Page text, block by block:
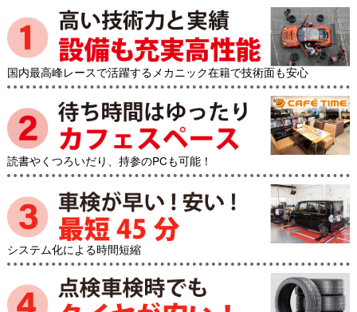
国内最高峰レースで活躍するメカニック在籍で技術面も安心
読書やくつろいだり、持参のPCも可能！
システム化による時間短縮